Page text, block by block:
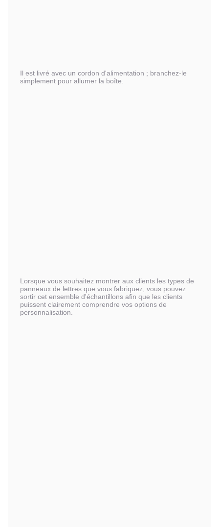
Il est livré avec un cordon d'alimentation ; branchez-le
simplement pour allumer la boîte.
Lorsque vous souhaitez montrer aux clients les types de
panneaux de lettres que vous fabriquez, vous pouvez
sortir cet ensemble d'échantillons afin que les clients
puissent clairement comprendre vos options de
personnalisation.